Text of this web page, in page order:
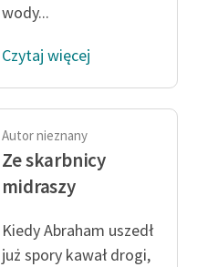
wody...
Czytaj więcej
Autor nieznany
Ze skarbnicy
midraszy
Kiedy Abraham uszedł
już spory kawał drogi,